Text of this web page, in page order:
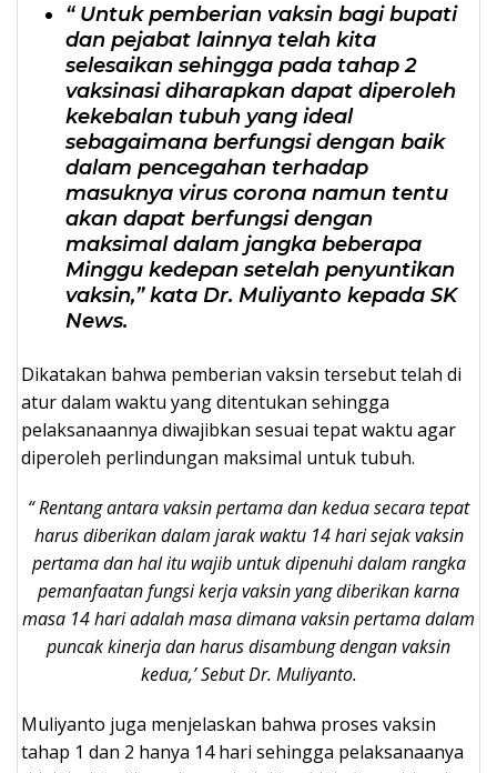
“ Untuk pemberian vaksin bagi bupati
dan pejabat lainnya telah kita
selesaikan sehingga pada tahap 2
vaksinasi diharapkan dapat diperoleh
kekebalan tubuh yang ideal
sebagaimana berfungsi dengan baik
dalam pencegahan terhadap
masuknya virus corona namun tentu
akan dapat berfungsi dengan
maksimal dalam jangka beberapa
Minggu kedepan setelah penyuntikan
vaksin,” kata Dr. Muliyanto kepada SK
News.
Dikatakan bahwa pemberian vaksin tersebut telah di
atur dalam waktu yang ditentukan sehingga
pelaksanaannya diwajibkan sesuai tepat waktu agar
diperoleh perlindungan maksimal untuk tubuh.
“ Rentang antara vaksin pertama dan kedua secara tepat
harus diberikan dalam jarak waktu 14 hari sejak vaksin
pertama dan hal itu wajib untuk dipenuhi dalam rangka
pemanfaatan fungsi kerja vaksin yang diberikan karna
masa 14 hari adalah masa dimana vaksin pertama dalam
puncak kinerja dan harus disambung dengan vaksin
kedua,’ Sebut Dr. Muliyanto.
Muliyanto juga menjelaskan bahwa proses vaksin
tahap 1 dan 2 hanya 14 hari sehingga pelaksanaanya